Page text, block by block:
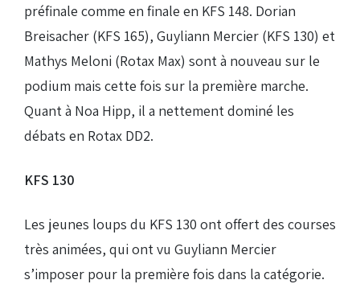
préfinale comme en finale en KFS 148. Dorian
Breisacher (KFS 165), Guyliann Mercier (KFS 130) et
Mathys Meloni (Rotax Max) sont à nouveau sur le
podium mais cette fois sur la première marche.
Quant à Noa Hipp, il a nettement dominé les
débats en Rotax DD2.
KFS 130
Les jeunes loups du KFS 130 ont offert des courses
très animées, qui ont vu Guyliann Mercier
s’imposer pour la première fois dans la catégorie.